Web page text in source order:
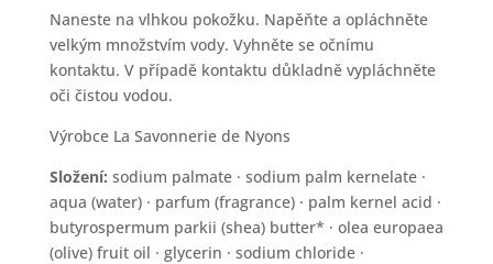
Naneste na vlhkou pokožku. Napěňte a opláchněte
velkým množstvím vody. Vyhněte se očnímu
kontaktu. V případě kontaktu důkladně vypláchněte
oči čistou vodou.
Výrobce La Savonnerie de Nyons
Složení: sodium palmate · sodium palm kernelate ·
aqua (water) · parfum (fragrance) · palm kernel acid ·
butyrospermum parkii (shea) butter* · olea europaea
(olive) fruit oil · glycerin · sodium chloride ·